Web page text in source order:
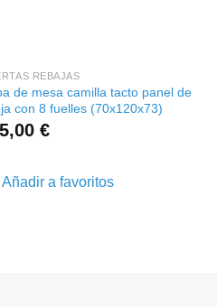
REBAJAS
de mesa camilla tacto panel de
con 8 fuelles (70x120x73)
€
Añadir a favoritos